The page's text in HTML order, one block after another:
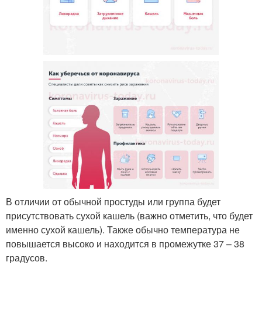
В отличии от обычной простуды или группа будет
присутствовать сухой кашель (важно отметить, что будет
именно сухой кашель). Также обычно температура не
повышается высоко и находится в промежутке 37 – 38
градусов.